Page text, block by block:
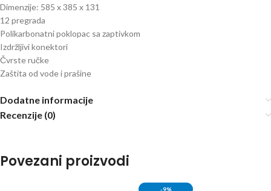
Dimenzije: 585 x 385 x 131
12 pregrada
Polikarbonatni poklopac sa zaptivkom
Izdržljivi konektori
Čvrste ručke
Zaštita od vode i prašine
Dodatne informacije
Recenzije (0)
Povezani proizvodi
-9%